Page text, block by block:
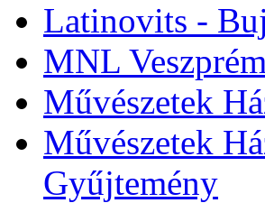
Latinovits -
MNL
Művészetek
Művészetek
Gyűjtemény